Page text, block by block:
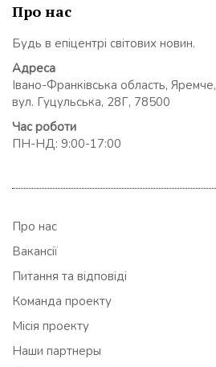
Про нас
Будь в епіцентрі світових новин.
Адреса
Івано-Франківська область, Яремче,
вул. Гуцульська, 28Г, 78500
Час роботи
ПН-НД: 9:00-17:00
Про нас
Вакансії
Питання та відповіді
Команда проекту
Місія проекту
Наши партнеры